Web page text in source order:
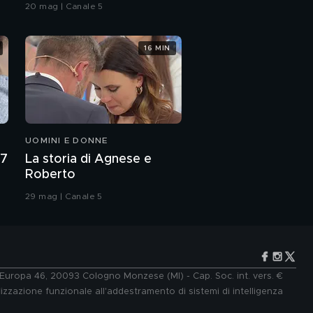
Primo Reggiani e la vita
da papà
Raniero Monaco Di
Lapio e i pregiudizi
racconta i suoi esordi
Lapio e l'amore
Claudio Bisio e Sandra
20 mag | Canale 5
UOMINI E DONNE
La storia di Agnese e
Roberto
29 mag | Canale 5
16 MIN
46, 20093 Cologno Monzese (MI) - Cap. Soc. int. vers. €
funzionale all'addestramento di sistemi di intelligenza